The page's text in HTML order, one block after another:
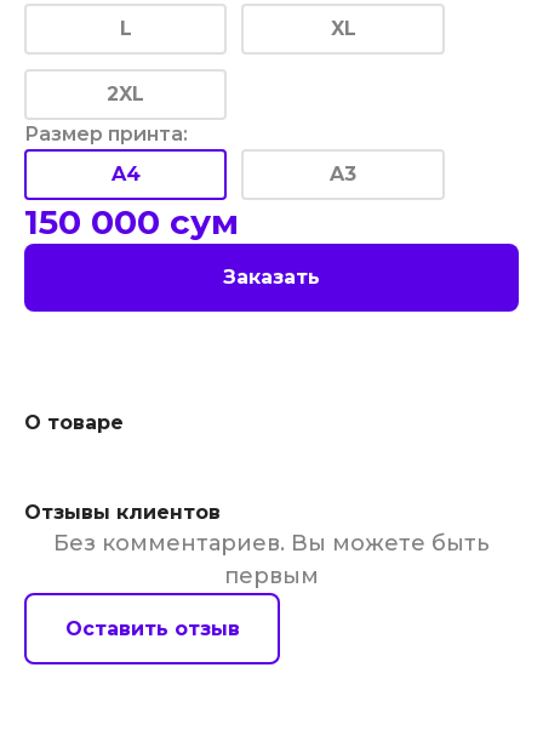
L XL
2XL
Размер принта:
A4
A3
150 000 сум
Заказать
О товаре
Отзывы клиентов
Без комментариев. Вы можете быть
первым
Оставить отзыв